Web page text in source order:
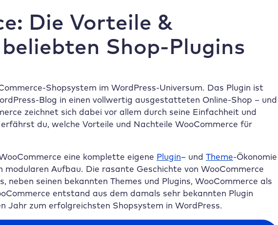
Die Vorteile &
Shop-Plugins
Shopsystem im WordPress-Universum. Das Plugin ist
Blog in einen vollwertig ausgestatteten Online-Shop – und
zeichnet sich dabei vor allem durch seine Einfachheit und
du, welche Vorteile und Nachteile WooCommerce für
eine komplette eigene Plugin– und Theme-Ökonomie
Aufbau. Die rasante Geschichte von WooCommerce
neben seinen bekannten Themes und Plugins, WooCommerce als
entstand aus dem damals sehr bekannten Plugin
Jahr zum erfolgreichsten Shopsystem in WordPress.